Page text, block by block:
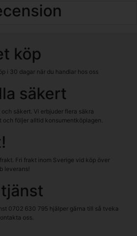
köp
i 30 dagar när du handlar hos oss
säkert
säkert. Vi erbjuder flera säkra
och följer alltid konsumentköplagen.
Fri frakt inom Sverige vid köp över
leverans!
0702 630 795 hjälper gärna till så tveka
oss.